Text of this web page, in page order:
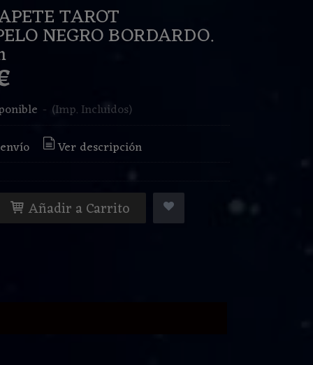
TAROT
NEGRO BORDARDO.
- (Imp. Incluidos)
Ver descripción
Añadir a Carrito